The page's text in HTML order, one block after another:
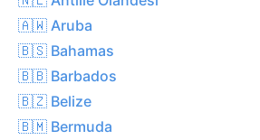
🇦🇼 Aruba
🇧🇸 Bahamas
🇧🇧 Barbados
🇧🇿 Belize
🇧🇲 Bermuda